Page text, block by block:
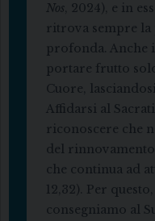
Nos , 2024), e in
ritrova sempre
profonda. Anche
portare frutto
Cuore,
Affidarsi al
riconoscere che
del rinnovamento
che continua ad
12,32). Per
consegniamo al